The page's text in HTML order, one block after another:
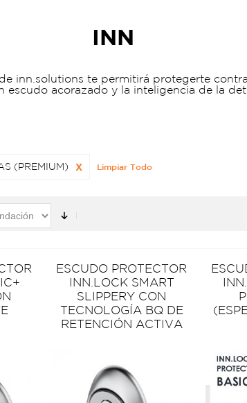
INN
inn.solutions te permitirá protegerte
escudo acorazado y la inteligencia de la
(PREMIUM) X Limpiar Todo
ESCUDO PROTECTOR
INN.LOCK SMART
SLIPPERY CON
TECNOLOGÍA BQ DE
RETENCIÓN ACTIVA